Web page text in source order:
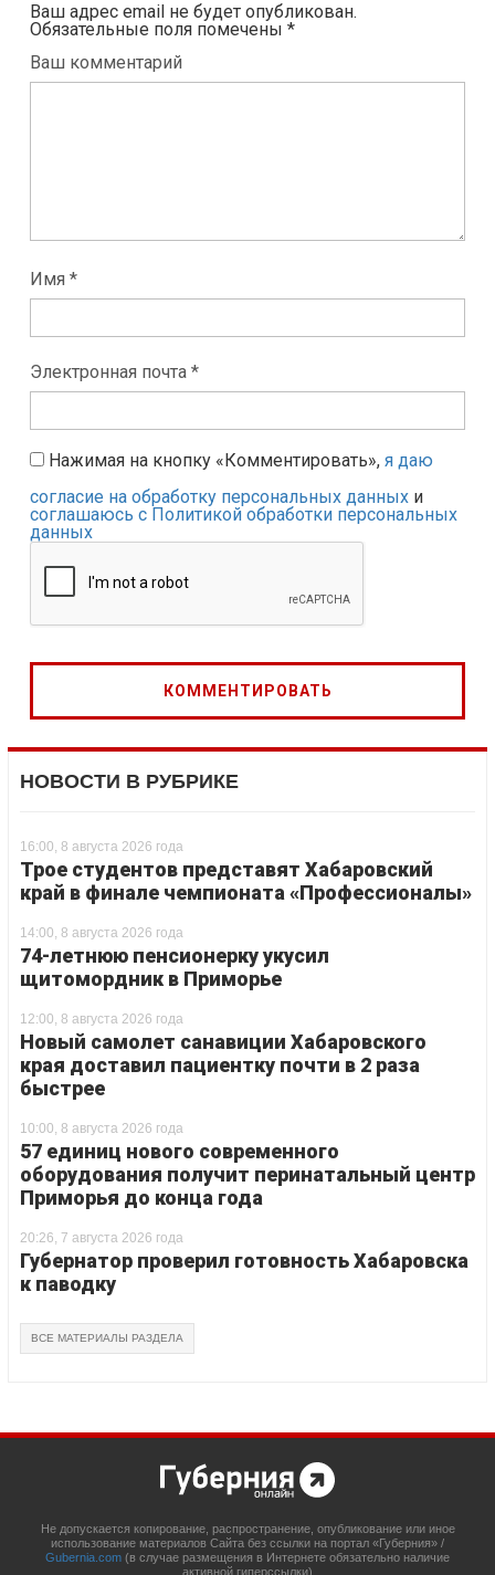
Ваш адрес email не будет опубликован.
Обязательные поля помечены *
Ваш комментарий
Имя *
Электронная почта *
Нажимая на кнопку «Комментировать», я даю
согласие на обработку персональных данных и
соглашаюсь с Политикой обработки персональных
данных
НОВОСТИ В РУБРИКЕ
16:00, 8 августа 2026 года
Трое студентов представят Хабаровский
край в финале чемпионата «Профессионалы»
14:00, 8 августа 2026 года
74-летнюю пенсионерку укусил
щитомордник в Приморье
12:00, 8 августа 2026 года
Новый самолет санавиции Хабаровского
края доставил пациентку почти в 2 раза
быстрее
10:00, 8 августа 2026 года
57 единиц нового современного
оборудования получит перинатальный центр
Приморья до конца года
20:26, 7 августа 2026 года
Губернатор проверил готовность Хабаровска
к паводку
ВСЕ МАТЕРИАЛЫ РАЗДЕЛА
Не допускается копирование, распространение, опубликование или иное
использование материалов Сайта без ссылки на портал «Губерния» /
Gubernia.com (в случае размещения в Интернете обязательно наличие
активной гиперссылки)